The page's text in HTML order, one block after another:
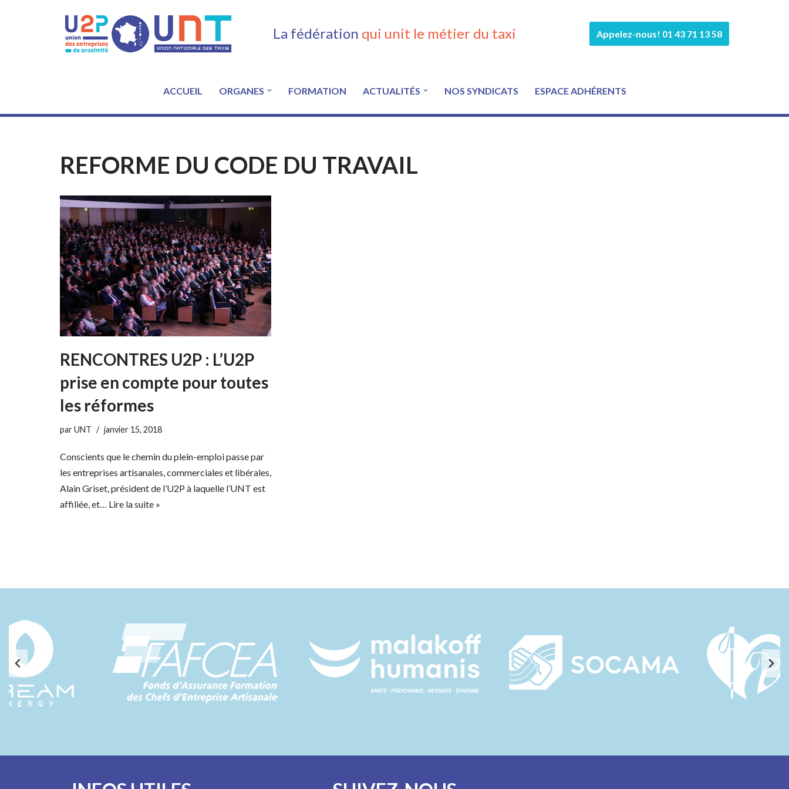
La fédération qui unit le métier du taxi Appelez-nous! 01 43 71 13 58
ACCUEIL ORGANES FORMATION ACTUALITÉS NOS SYNDICATS ESPACE ADHÉRENTS
REFORME DU CODE DU TRAVAIL
RENCONTRES U2P : L’U2P
prise en compte pour toutes
les réformes
parUNT janvier 15, 2018
Conscients que le chemin du plein-emploi passe par
les entreprises artisanales, commerciales et libérales,
Alain Griset, président de l’U2P à laquelle l’UNT est
affiliée, et… Lire la suite »